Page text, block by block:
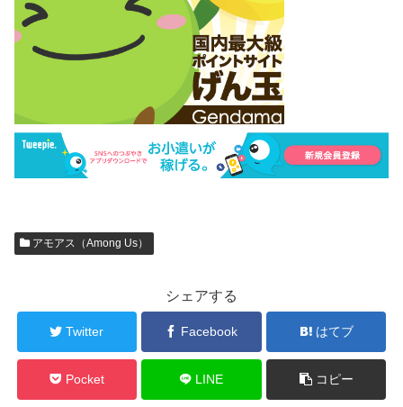
アモアス（Among Us）
シェアする
Twitter Facebook はてブ
Pocket LINE コピー